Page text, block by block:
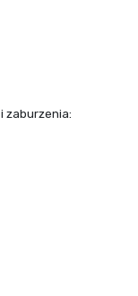
zaburzenia: